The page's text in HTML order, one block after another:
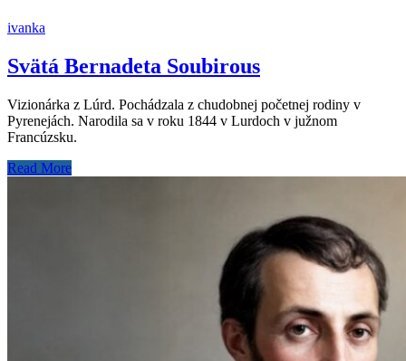
ivanka
Svätá Bernadeta Soubirous
Vizionárka z Lúrd. Pochádzala z chudobnej početnej rodiny v
Pyrenejách. Narodila sa v roku 1844 v Lurdoch v južnom
Francúzsku.
Read More